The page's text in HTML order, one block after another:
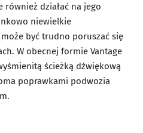
również działać na jego
niewielkie
być trudno poruszać się
W obecnej formie Vantage
ścieżką dźwiękową
poprawkami podwozia